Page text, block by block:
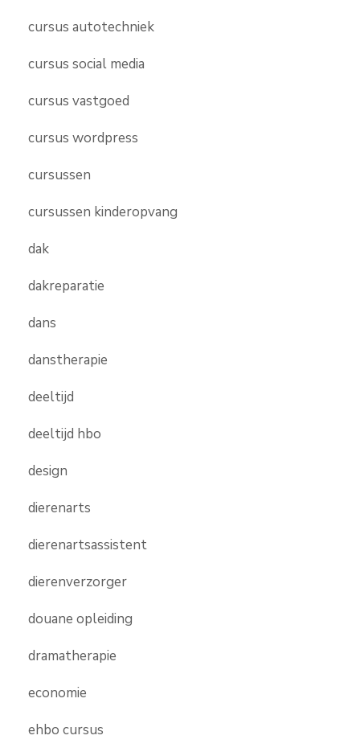
cursus autotechniek
cursus social media
cursus vastgoed
cursus wordpress
cursussen
cursussen kinderopvang
dak
dakreparatie
dans
danstherapie
deeltijd
deeltijd hbo
design
dierenarts
dierenartsassistent
dierenverzorger
douane opleiding
dramatherapie
economie
ehbo cursus